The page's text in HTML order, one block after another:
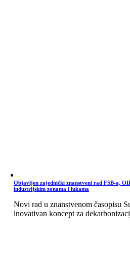
Objavljen zajednički znanstveni rad FSB-a,
industrijskim zonama i lukama
Novi rad u znanstvenom časopisu
inovativan koncept za